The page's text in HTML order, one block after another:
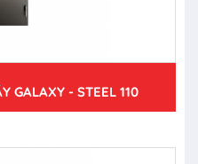
GALAXY - STEEL 110